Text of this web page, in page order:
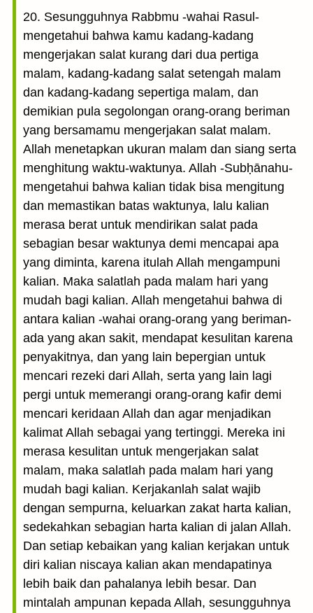
20. Sesungguhnya Rabbmu -wahai Rasul-
mengetahui bahwa kamu kadang-kadang
mengerjakan salat kurang dari dua pertiga
malam, kadang-kadang salat setengah malam
dan kadang-kadang sepertiga malam, dan
demikian pula segolongan orang-orang beriman
yang bersamamu mengerjakan salat malam.
Allah menetapkan ukuran malam dan siang serta
menghitung waktu-waktunya. Allah -Subḥānahu-
mengetahui bahwa kalian tidak bisa mengitung
dan memastikan batas waktunya, lalu kalian
merasa berat untuk mendirikan salat pada
sebagian besar waktunya demi mencapai apa
yang diminta, karena itulah Allah mengampuni
kalian. Maka salatlah pada malam hari yang
mudah bagi kalian. Allah mengetahui bahwa di
antara kalian -wahai orang-orang yang beriman-
ada yang akan sakit, mendapat kesulitan karena
penyakitnya, dan yang lain bepergian untuk
mencari rezeki dari Allah, serta yang lain lagi
pergi untuk memerangi orang-orang kafir demi
mencari keridaan Allah dan agar menjadikan
kalimat Allah sebagai yang tertinggi. Mereka ini
merasa kesulitan untuk mengerjakan salat
malam, maka salatlah pada malam hari yang
mudah bagi kalian. Kerjakanlah salat wajib
dengan sempurna, keluarkan zakat harta kalian,
sedekahkan sebagian harta kalian di jalan Allah.
Dan setiap kebaikan yang kalian kerjakan untuk
diri kalian niscaya kalian akan mendapatinya
lebih baik dan pahalanya lebih besar. Dan
mintalah ampunan kepada Allah, sesungguhnya